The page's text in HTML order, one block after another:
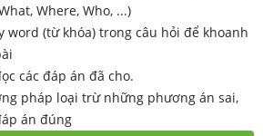
Where, Who, ...)
word (từ khóa) trong câu hỏi để khoanh
các đáp án đã cho.
pháp loại trừ những phương án sai,
án đúng